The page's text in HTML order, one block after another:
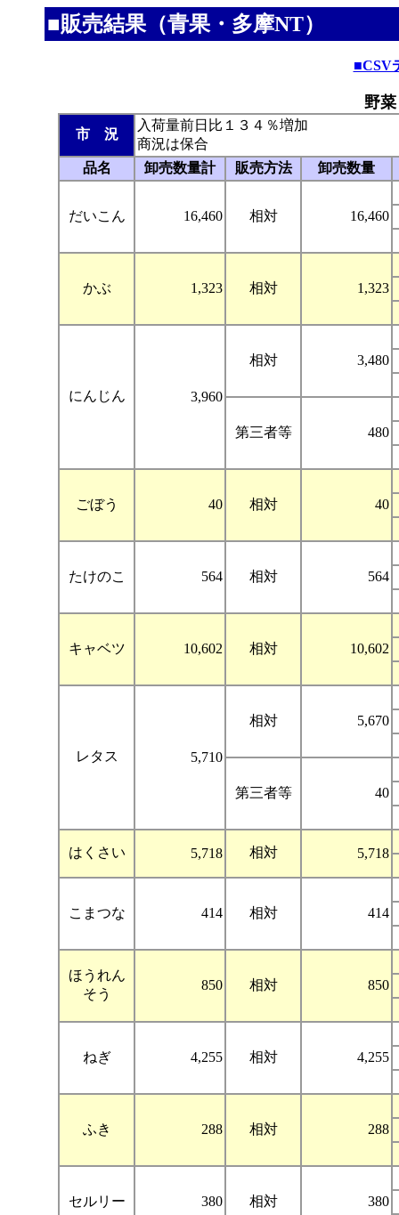
■販売結果（青果・多摩NT）
■CSV
野
市 況
入荷量前日比１３４％増加
商況は保合
品名
卸売数量計 販売方法 卸売数量
だいこん 16,460 相対 16,460
かぶ 1,323 相対 1,323
にんじん 3,960
相対 3,480
第三者等 480
ごぼう 40 相対 40
たけのこ 564 相対 564
キャベツ 10,602 相対 10,602
レタス 5,710
相対 5,670
第三者等 40
はくさい 5,718 相対 5,718
こまつな 414 相対 414
ほうれん
そう
850 相対 850
ねぎ 4,255 相対 4,255
ふき 288 相対 288
セルリー 380 相対 380